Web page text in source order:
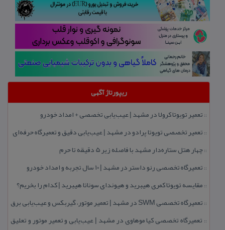
ریپورتاژ آگهی
:: تعمیر تویوتا كرولا در مشهد | عیب‌یابی تخصصی + امداد خودرو
:: تعمیر تخصصی تویوتا پرادو در مشهد | عیب‌یابی دقیق و تعمیرگاه حرفه‌ای
::چهار هتل‌ ستاره‌دار مشهد با فاصله زیر 5 دقیقه تا حرم
:: تعمیرگاه تخصصی رنو داستر در مشهد | ۱۰ سال تجربه و امداد خودرو
:: مقایسه تویوتا كمری هیبرید و هیوندای سوناتا هیبرید | كدام را بخریم؟
:: تعمیرگاه تخصصی SWM در مشهد | تعمیر موتور، گیربكس و عیب‌یابی برق
:: تعمیرگاه تخصصی كیا موهاوی در مشهد | عیب‌یابی و تعمیر موتور و تعلیق